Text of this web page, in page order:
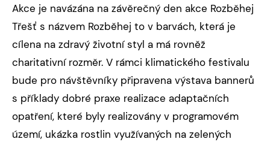
Akce je navázána na závěrečný den akce Rozběhej
Třešť s názvem Rozběhej to v barvách, která je
cílena na zdravý životní styl a má rovněž
charitativní rozměr. V rámci klimatického festivalu
bude pro návštěvníky připravena výstava bannerů
s příklady dobré praxe realizace adaptačních
opatření, které byly realizovány v programovém
území, ukázka rostlin využívaných na zelených